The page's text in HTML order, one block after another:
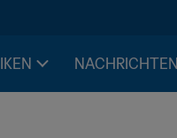
NACHRICHTEN